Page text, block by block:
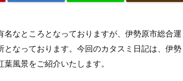
なところとなっておりますが、伊勢原市総合運
なっております。今回のカタスミ日記は、伊勢
風景をご紹介いたします。